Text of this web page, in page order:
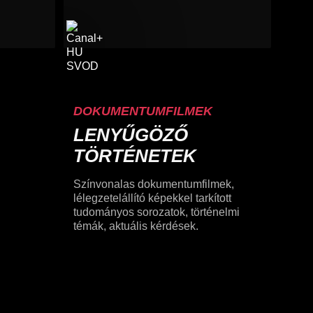
DOKUMENTUMFILMEK
LENYŰGÖZŐ
TÖRTÉNETEK
Színvonalas dokumentumfilmek,
lélegzetelállító képekkel tarkított
tudományos sorozatok, történelmi
témák, aktuális kérdések.